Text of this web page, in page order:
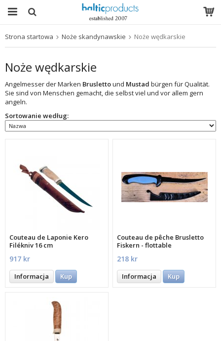
Strona startowa Noże skandynawskie Noże wędkarskie
Noże wędkarskie
Angelmesser der Marken Bruslettound Mustad bürgen für Qualität.
Sie sind von Menschen gemacht, die selbst viel und vor allem gern
angeln.
Sortowanie według:
Couteau de Laponie Kero
Filékniv 16 cm
917 kr
Informacja Kup
Couteau de pêche Brusletto
Fiskern - flottable
218 kr
Informacja Kup